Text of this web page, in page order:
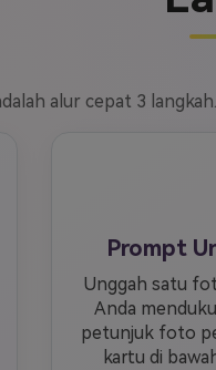
alur cepat 3
Prompt
Unggah satu
Anda
petunjuk foto
kartu di